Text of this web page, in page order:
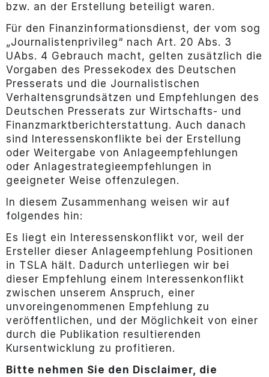
bzw. an der Erstellung beteiligt waren.
Für den Finanzinformationsdienst, der vom sog
„Journalistenprivileg“ nach Art. 20 Abs. 3
UAbs. 4 Gebrauch macht, gelten zusätzlich die
Vorgaben des Pressekodex des Deutschen
Presserats und die Journalistischen
Verhaltensgrundsätzen und Empfehlungen des
Deutschen Presserats zur Wirtschafts- und
Finanzmarktberichterstattung. Auch danach
sind Interessenskonflikte bei der Erstellung
oder Weitergabe von Anlageempfehlungen
oder Anlagestrategieempfehlungen in
geeigneter Weise offenzulegen.
In diesem Zusammenhang weisen wir auf
folgendes hin:
Es liegt ein Interessenskonflikt vor, weil der
Ersteller dieser Anlageempfehlung Positionen
in TSLA hält. Dadurch unterliegen wir bei
dieser Empfehlung einem Interessenkonflikt
zwischen unserem Anspruch, einer
unvoreingenommenen Empfehlung zu
veröffentlichen, und der Möglichkeit von einer
durch die Publikation resultierenden
Kursentwicklung zu profitieren.
Bitte nehmen Sie den Disclaimer, die